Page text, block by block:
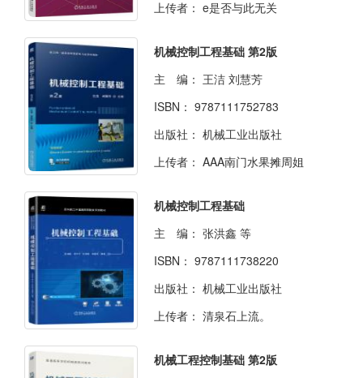
上传者： e是否与此无关
机械控制工程基础 第2版
主 编： 王洁 刘慧芳
ISBN： 9787111752783
出版社： 机械工业出版社
上传者： AAA南门水果摊周姐
机械控制工程基础
主 编： 张洪鑫 等
ISBN： 9787111738220
出版社： 机械工业出版社
上传者： 清泉石上流。
机械工程控制基础 第2版